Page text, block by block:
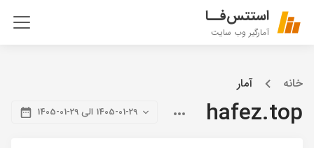
استتس‌فــا
آمارگیر وب سایت
خانه آمار
hafez.top 1405-01-29 الی 29-01-1405